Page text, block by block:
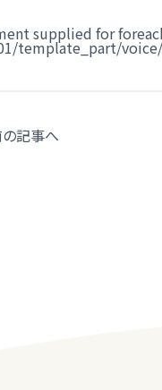
supplied for
template_part/
記事へ